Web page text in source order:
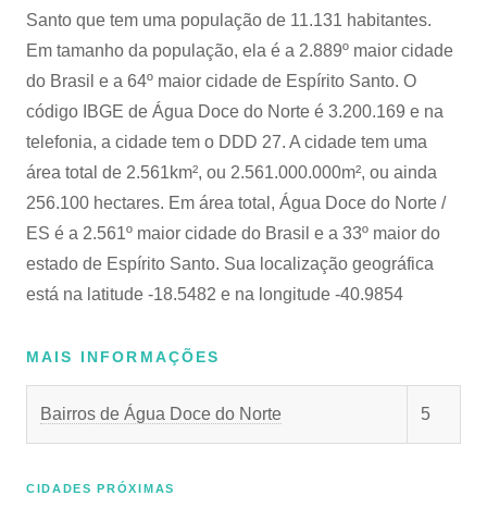
Santo que tem uma população de 11.131 habitantes.
Em tamanho da população, ela é a 2.889º maior cidade
do Brasil e a 64º maior cidade de Espírito Santo. O
código IBGE de Água Doce do Norte é 3.200.169 e na
telefonia, a cidade tem o DDD 27. A cidade tem uma
área total de 2.561km², ou 2.561.000.000m², ou ainda
256.100 hectares. Em área total, Água Doce do Norte /
ES é a 2.561º maior cidade do Brasil e a 33º maior do
estado de Espírito Santo. Sua localização geográfica
está na latitude -18.5482 e na longitude -40.9854
MAIS INFORMAÇÕES
Bairros de Água Doce do Norte 5
CIDADES PRÓXIMAS